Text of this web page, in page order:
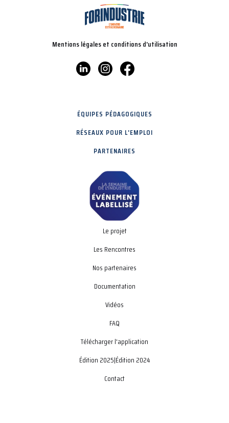
Mentions légales et conditions d'utilisation
ÉQUIPES PÉDAGOGIQUES
RÉSEAUX POUR L'EMPLOI
PARTENAIRES
Le projet
Les Rencontres
Nos partenaires
Documentation
Vidéos
FAQ
Télécharger l'application
Édition 2025|Édition 2024
Contact